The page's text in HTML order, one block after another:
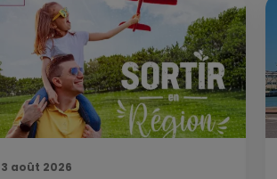
3 août 2026